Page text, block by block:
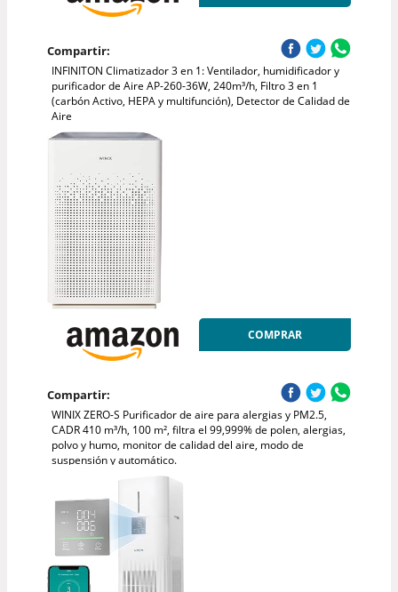
Compartir:
INFINITON Climatizador 3 en 1: Ventilador, humidificador y
purificador de Aire AP-260-36W, 240m³/h, Filtro 3 en 1
(carbón Activo, HEPA y multifunción), Detector de Calidad de
Aire
COMPRAR
Compartir:
WINIX ZERO-S Purificador de aire para alergias y PM2.5,
CADR 410 m³/h, 100 m², filtra el 99,999% de polen, alergias,
polvo y humo, monitor de calidad del aire, modo de
suspensión y automático.